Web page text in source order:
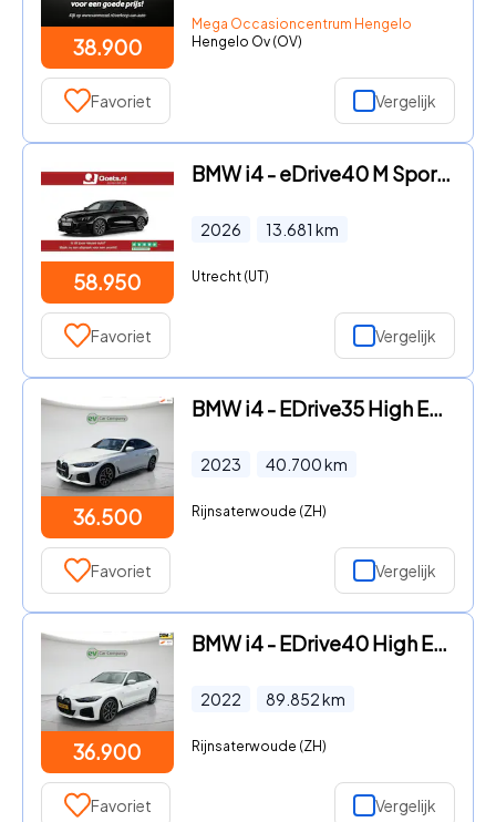
38.900
Mega Occasioncentrum Hengelo
Hengelo Ov (OV)
Favoriet Vergelijk
58.950
BMW i4 - eDrive40 M Sport Pro Edition 84 kWh Trekhaak - Harman Kardon
2026 13.681 km
Utrecht (UT)
Favoriet Vergelijk
36.500
BMW i4 - EDrive35 High Executive 70 kWh | SOH 97% | M Sportpakket | H
2023 40.700km
Rijnsaterwoude (ZH)
Favoriet Vergelijk
36.900
BMW i4 - EDrive40 High Executive 84 kWh | SOH 96% | M Sport | Memory
2022 89.852km
Rijnsaterwoude (ZH)
Favoriet Vergelijk